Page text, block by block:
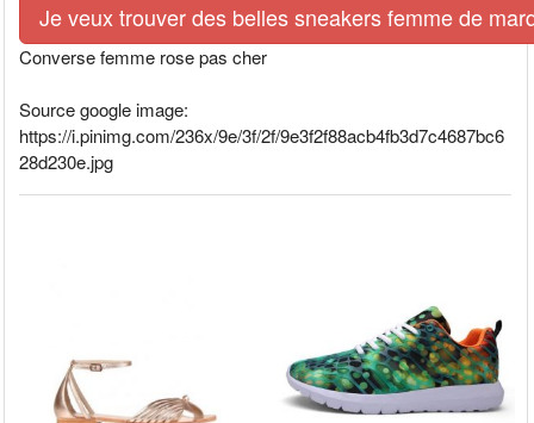
Je veux trouver des belles sneakers femme de
Converse femme rose pas cher
Source google image:
https://i.pinimg.com/236x/9e/3f/2f/9e3f2f88acb4fb3d7c4687bc6
28d230e.jpg